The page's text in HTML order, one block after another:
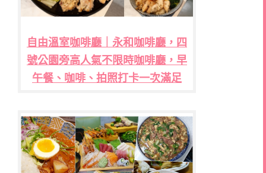
自由溫室咖啡廳｜永和咖啡廳，四
號公園旁高人氣不限時咖啡廳，早
午餐、咖啡、拍照打卡一次滿足